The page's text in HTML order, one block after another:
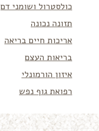
כולסטרול ושומני דם
תזונה נכונה
אריכות חיים בריאה
בריאות העצם
איזון הורמונלי
רפואת גוף נפש